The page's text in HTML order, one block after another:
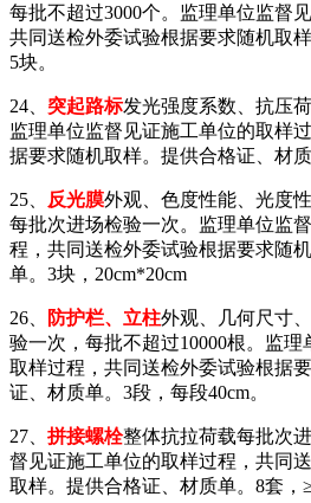
每批不超过3000个。监理单位监督
共同送检外委试验根据要求随机取
5块。
24、 突起路标发光强度系数、抗压
监理单位监督见证施工单位的取样
据要求随机取样。提供合格证、材质
25、 反光膜外观、色度性能、光度
每批次进场检验一次。监理单位监
程，共同送检外委试验根据要求随
单。3块，20cm*20cm
26、 防护栏、立柱外观、几何尺寸
验一次，每批不超过10000根。监
取样过程，共同送检外委试验根据
证、材质单。3段，每段40cm。
27、 拼接螺栓整体抗拉荷载每批次
督见证施工单位的取样过程，共同
取样。提供合格证、材质单。8套，